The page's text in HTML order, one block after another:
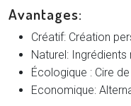
Avantages:
Créatif: Création
Naturel:
Écologique : Cire
Economique: